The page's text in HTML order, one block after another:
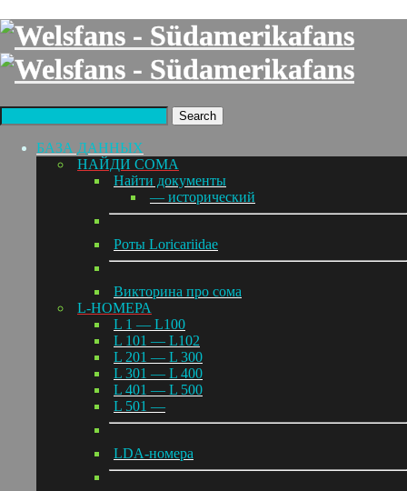
Search
БАЗА ДАННЫХ
НАЙДИ СОМА
Найти документы
— исторический
Роты Loricariidae
Викторина про сома
L-НОМЕРА
L 1 — L100
L 101 — L102
L 201 — L 300
L 301 — L 400
L 401 — L 500
L 501 —
LDA-номера